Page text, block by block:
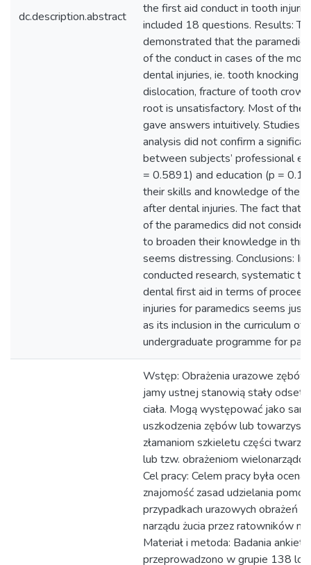
dc.description.abstract
the first aid conduct in tooth
included 18 questions. Results:
demonstrated that the
of the conduct in cases of the
dental injuries, ie. tooth knocking
dislocation, fracture of tooth
root is unsatisfactory. Most of the
gave answers intuitively. Studies
analysis did not confirm a
between subjects’ professional
= 0.5891) and education (p =
their skills and knowledge of the
after dental injuries. The fact that
of the paramedics did not
to broaden their knowledge in
seems distressing. Conclusions:
conducted research, systematic
dental first aid in terms of
injuries for paramedics seems
as its inclusion in the curriculum of
undergraduate programme for
Wstęp: Obrażenia urazowe
jamy ustnej stanowią stały
ciała. Mogą występować jako
uszkodzenia zębów lub
złamaniom szkieletu części
lub tzw. obrażeniom
Cel pracy: Celem pracy była ocena
znajomość zasad udzielania
przypadkach urazowych obrażeń
narządu żucia przez ratowników
Materiał i metoda: Badania
przeprowadzono w grupie 138